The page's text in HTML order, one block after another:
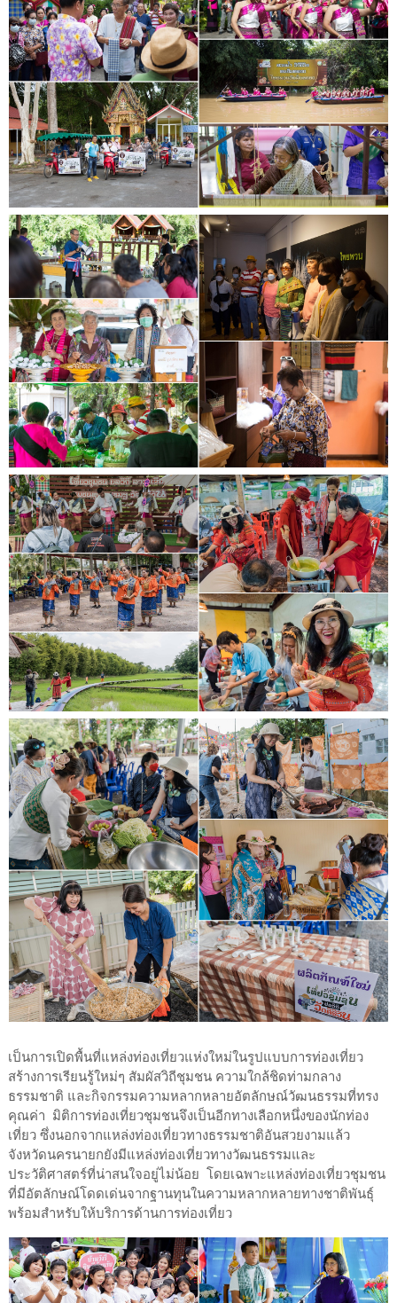
เป็นการเปิดพื้นที่แหล่งท่องเที่ยวแห่งใหม่ในรูปแบบการท่องเที่ยว
สร้างการเรียนรู้ใหม่ๆ สัมผัสวิถีชุมชน ความใกล้ชิดท่ามกลาง
ธรรมชาติ และกิจกรรมความหลากหลายอัตลักษณ์วัฒนธรรมที่ทรง
คุณค่า มิติการท่องเที่ยวชุมชนจึงเป็นอีกทางเลือกหนึ่งของนักท่อง
เที่ยว ซึ่งนอกจากแหล่งท่องเที่ยวทางธรรมชาติอันสวยงามแล้ว
จังหวัดนครนายกยังมีแหล่งท่องเที่ยวทางวัฒนธรรมและ
ประวัติศาสตร์ที่น่าสนใจอยู่ไม่น้อย โดยเฉพาะแหล่งท่องเที่ยวชุมชน
ที่มีอัตลักษณ์โดดเด่นจากฐานทุนในความหลากหลายทางชาติพันธุ์
พร้อมสำหรับให้บริการด้านการท่องเที่ยว